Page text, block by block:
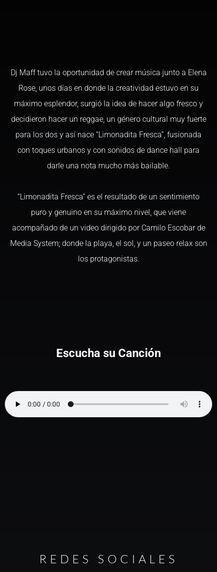
Dj Maff tuvo la oportunidad de crear música junto a Elena
Rose, unos días en donde la creatividad estuvo en su
máximo esplendor, surgió la idea de hacer algo fresco y
decidieron hacer un reggae, un género cultural muy fuerte
para los dos y así nace “Limonadita Fresca”, fusionada
con toques urbanos y con sonidos de dance hall para
darle una nota mucho más bailable.
“Limonadita Fresca” es el resultado de un sentimiento
puro y genuino en su máximo nivel, que viene
acompañado de un video dirigido por Camilo Escobar de
Media System; donde la playa, el sol, y un paseo relax son
los protagonistas.
Escucha su Canción
REDES SOCIALES